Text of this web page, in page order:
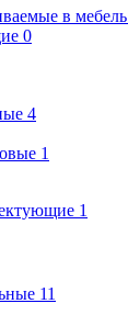
в мебель
0
4
1
1
11